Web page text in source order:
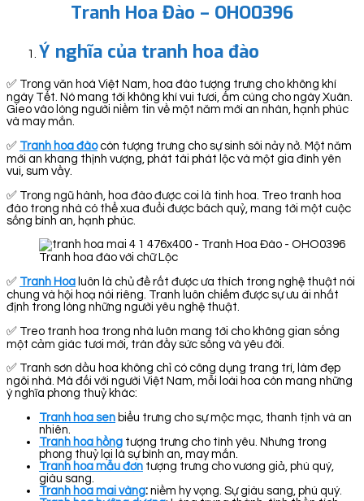
Tranh Hoa Đào – OHO0396
Ý nghĩa của tranh hoa đào
✅ Trong văn hoá Việt Nam, hoa đào tượng trưng cho không khí
ngày Tết. Nó mang tới không khí vui tươi, ấm cúng cho ngày Xuân.
Gieo vào lòng người niềm tin về một năm mới an nhàn, hạnh phúc
và may mắn.
✅ Tranh hoa đàocòn tượng trưng cho sự sinh sôi nảy nở. Một năm
mới an khang thịnh vượng, phát tài phát lộc và một gia đình yên
vui, sum vầy.
✅ Trong ngũ hành, hoa đào được coi là tinh hoa. Treo tranh hoa
đào trong nhà có thể xua đuổi được bách quỷ, mang tới một cuộc
sống bình an, hạnh phúc.
Tranh hoa đào với chữ Lộc
✅ Tranh Hoa luôn là chủ đề rất được ưa thích trong nghệ thuật nói
chung và hội hoạ nói riêng. Tranh luôn chiếm được sự ưu ái nhất
định trong lòng những người yêu nghệ thuật.
✅ Treo tranh hoa trong nhà luôn mang tới cho không gian sống
một cảm giác tươi mới, tràn đầy sức sống và yêu đời.
✅ Tranh sơn dầu hoa không chỉ có công dụng trang trí, làm đẹp
ngôi nhà. Mà đối với người Việt Nam, mỗi loài hoa còn mang những
ý nghĩa phong thuỷ khác:
Tranh hoa sen biểu trưng cho sự mộc mạc, thanh tịnh và an
nhiên.
Tranh hoa hồng tượng trưng cho tình yêu. Nhưng trong
phong thuỷ lại là sự bình an, may mắn.
Tranh hoa mẫu đơn tượng trưng cho vương giả, phú quý,
giàu sang.
Tranh hoa mai vàng: niềm hy vọng. Sự giàu sang, phú quý.